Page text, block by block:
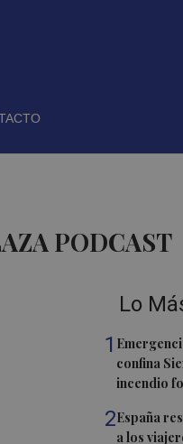
PODCAST
Lo
1
confina
incendio
2España
a los